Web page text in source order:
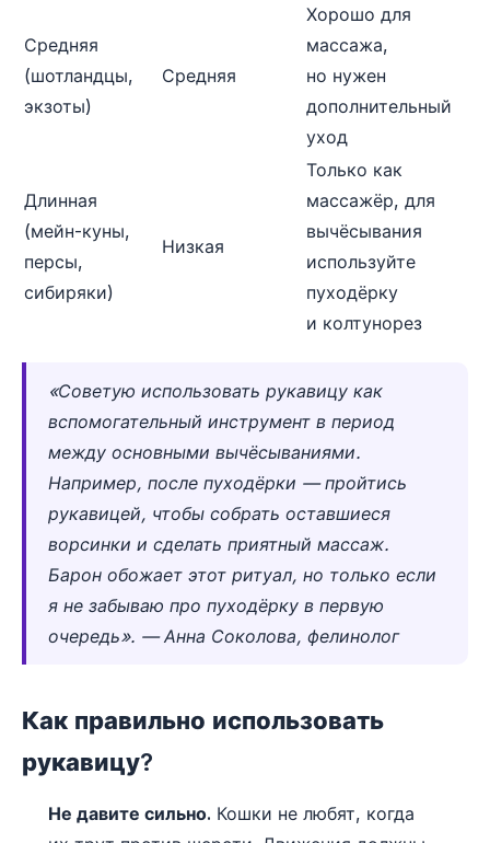
Средняя
(шотландцы,
экзоты)
Средняя
Хорошо для
массажа,
но нужен
дополнительный
уход
Длинная
(мейн-куны,
персы,
сибиряки)
Низкая
Только как
массажёр, для
вычёсывания
используйте
пуходёрку
и колтунорез
«Советую использовать рукавицу как
вспомогательный инструмент в период
между основными вычёсываниями.
Например, после пуходёрки — пройтись
рукавицей, чтобы собрать оставшиеся
ворсинки и сделать приятный массаж.
Барон обожает этот ритуал, но только если
я не забываю про пуходёрку в первую
очередь». — Анна Соколова, фелинолог
Как правильно использовать
рукавицу?
Не давите сильно. Кошки не любят, когда